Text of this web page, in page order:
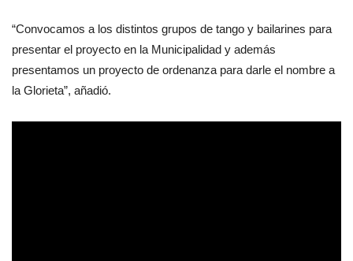
“Convocamos a los distintos grupos de tango y bailarines para
presentar el proyecto en la Municipalidad y además
presentamos un proyecto de ordenanza para darle el nombre a
la Glorieta”, añadió.